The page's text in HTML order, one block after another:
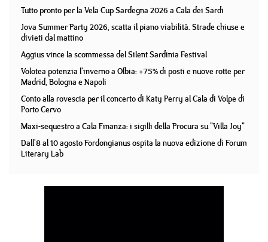
Tutto pronto per la Vela Cup Sardegna 2026 a Cala dei Sardi
Jova Summer Party 2026, scatta il piano viabilità. Strade chiuse e
divieti dal mattino
Aggius vince la scommessa del Silent Sardinia Festival
Volotea potenzia l'inverno a Olbia: +75% di posti e nuove rotte per
Madrid, Bologna e Napoli
Conto alla rovescia per il concerto di Katy Perry al Cala di Volpe di
Porto Cervo
Maxi-sequestro a Cala Finanza: i sigilli della Procura su "Villa Joy"
Dall'8 al 10 agosto Fordongianus ospita la nuova edizione di Forum
Literary Lab